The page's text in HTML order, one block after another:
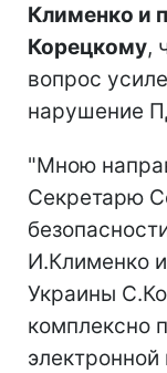
Клименко и
Корецкому,
вопрос
нарушение
"Мною
Секретарю
И.Клименко
Украины
комплексно